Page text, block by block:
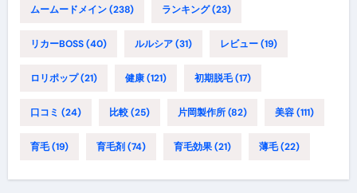
ムームードメイン(238) ランキング(23)
リカーBOSS(40) ルルシア(31) レビュー(19)
ロリポップ(21) 健康(121) 初期脱毛(17)
口コミ (24) 比較(25) 片岡製作所(82) 美容(111)
育毛(19) 育毛剤 (74) 育毛効果(21) 薄毛(22)